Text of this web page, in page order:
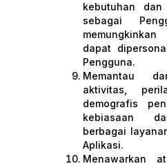
kebutuhan
sebagai
dapat
Pengguna.
Memantau
aktivitas,
demografis
kebiasaan
berbagai
Aplikasi.
Menawarkan